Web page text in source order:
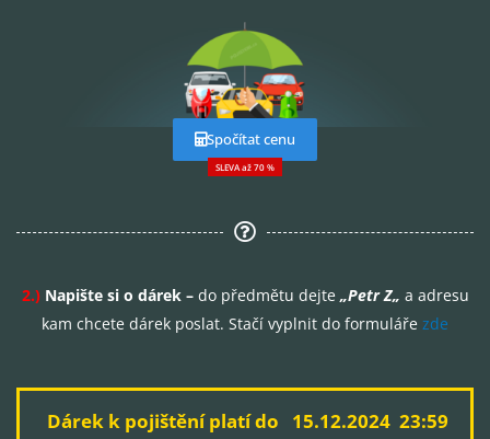
Spočítat cenu
SLEVA až 70 %
2.)Napište si o dárek – do předmětu dejte „Petr Z„ a adresu
kam chcete dárek poslat. Stačí vyplnit do formuláře zde
Dárek k pojištění platí do 15.12.2024 23:59